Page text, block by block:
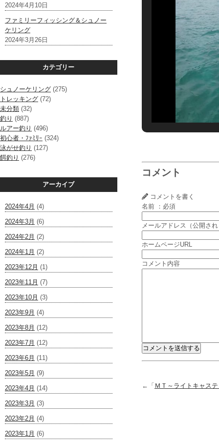
2024年4月10日
ファミリーフィッシング＆シュノー
ケリング
2024年3月26日
カテゴリー
シュノーケリング (275)
トレッキング (72)
未分類 (32)
釣り (887)
ルアー釣り (496)
初心者・ﾌｧﾐﾘｰ (324)
泳がせ釣り (127)
餌釣り (276)
アーカイブ
2024年4月 (4)
2024年3月 (6)
2024年2月 (2)
2024年1月 (2)
2023年12月 (1)
2023年11月 (7)
2023年10月 (3)
2023年9月 (4)
2023年8月 (12)
2023年7月 (12)
2023年6月 (11)
2023年5月 (9)
2023年4月 (14)
2023年3月 (3)
2023年2月 (4)
2023年1月 (6)
コメント
コメントを書く
名前 ：必須
メールアドレス（公開さ
ホームページURL
コメント内容
←「 ＭＴ～ライトキャス